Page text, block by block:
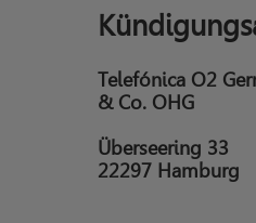
Telefónica O2
& Co. OHG
Überseering 33
22297 Hamburg